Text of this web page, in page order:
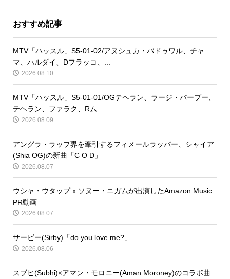
おすすめ記事
MTV「ハッスル」S5-01-02/アヌシュカ・バドゥワル、チャ
マ、ハルダイ、Dフラッコ、...
2026.08.10
MTV「ハッスル」S5-01-01/OGテヘラン、ラージ・バーブー、
テヘラン、ファラク、Rム...
2026.08.09
アングラ・ラップ界を牽引するフィメールラッパー、シャイア
(Shia OG)の新曲「C O D」
2026.08.07
ウシャ・ウタップ x ソヌー・ニガムが出演したAmazon Music
PR動画
2026.08.07
サービー(Sirby)「do you love me?」
2026.08.06
スブヒ(Subhi)×アマン・モロニー(Aman Moroney)のコラボ曲